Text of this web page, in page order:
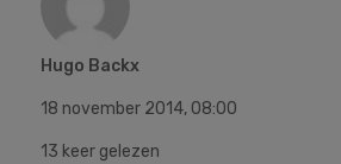
Hugo Backx
18 november 2014, 08:00
13 keer gelezen